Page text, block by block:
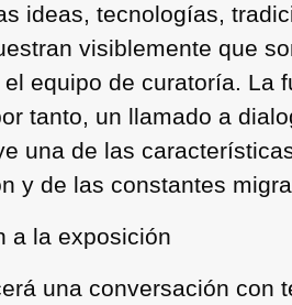
ideas, tecnologías,
visiblemente que
equipo de curatoría.
tanto, un llamado a
una de las
y de las constantes
a la exposición
una conversación